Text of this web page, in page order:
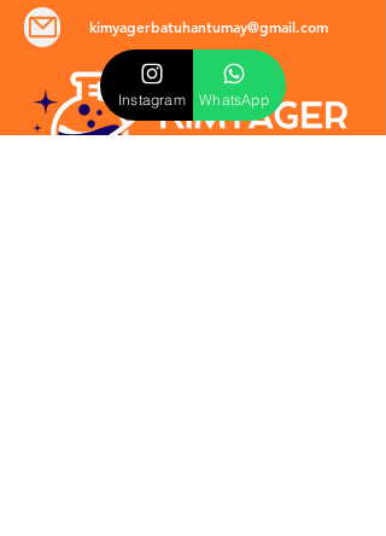
kimyagerbatuhantumay@gmail.com
Instagram WhatsApp